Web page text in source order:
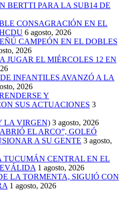
BERTTI PARA LA SUB14 DE
CONSAGRACIÓN EN EL
6 agosto, 2026
CAMPEÓN EN EL DOBLES
2026
JUGAR EL MIÉRCOLES 12 EN
INFANTILES AVANZÓ A LA
2026
Y
SUS ACTUACIONES 3
LA VIRGEN) 3 agosto, 2026
EL ARCO”, GOLEÓ
A SU GENTE 3 agosto,
TUCUMÁN CENTRAL EN EL
1 agosto, 2026
LA TORMENTA, SIGUIÓ CON
1 agosto, 2026